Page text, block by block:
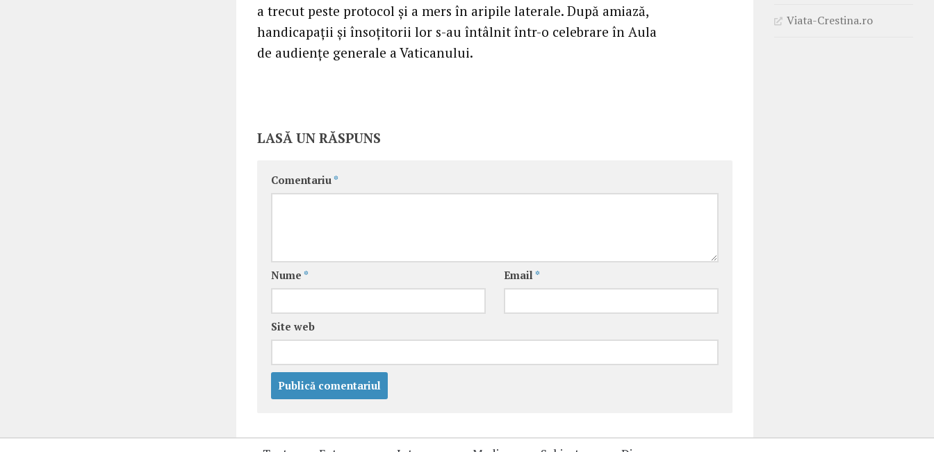
a trecut peste protocol şi a mers în aripile laterale. După amiază,
handicapaţii şi însoţitorii lor s-au întâlnit într-o celebrare în Aula
de audienţe generale a Vaticanului.
LASĂ UN RĂSPUNS
Comentariu *
Nume * Email *
Site web
Viata-Crestina.ro